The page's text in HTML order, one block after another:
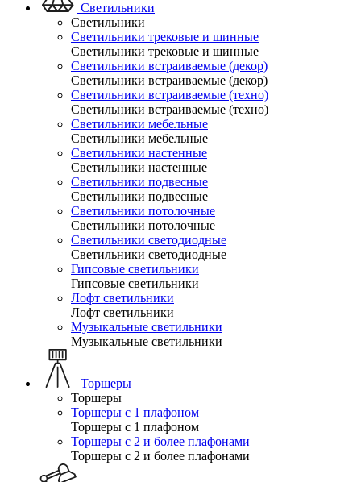
Светильники
Светильники
Светильники трековые и шинные
Светильники трековые и шинные
Светильники встраиваемые (декор)
Светильники встраиваемые (декор)
Светильники встраиваемые (техно)
Светильники встраиваемые (техно)
Светильники мебельные
Светильники мебельные
Светильники настенные
Светильники настенные
Светильники подвесные
Светильники подвесные
Светильники потолочные
Светильники потолочные
Светильники светодиодные
Светильники светодиодные
Гипсовые светильники
Гипсовые светильники
Лофт светильники
Лофт светильники
Музыкальные светильники
Музыкальные светильники
Торшеры
Торшеры
Торшеры с 1 плафоном
Торшеры с 1 плафоном
Торшеры с 2 и более плафонами
Торшеры с 2 и более плафонами